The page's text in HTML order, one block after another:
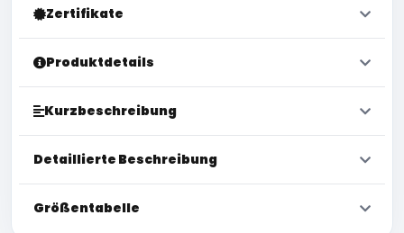
Zertifikate
Produktdetails
Kurzbeschreibung
Detaillierte Beschreibung
Größentabelle